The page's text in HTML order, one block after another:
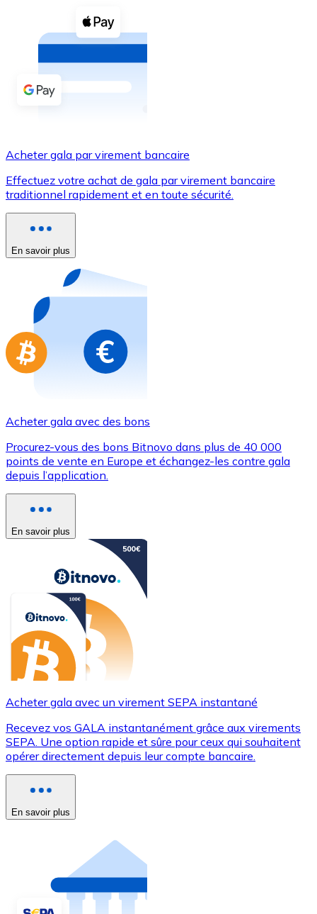
Coupons crypto
Achetez des cryptomonnaies en espèces et d'autres
Acheter avec espèces
Virement SEPA
Utilisez les cartes Visa et Mastercard pour acheter
Acheter avec carte
Nouveau
Achetez des cartes-cadeaux de vos marques
Aller à la boutique de cartes-cadeaux
Acheter gala par virement bancaire
Effectuez votre achat de gala par virement bancaire
traditionnel rapidement et en toute sécurité.
En savoir plus
Acheter gala avec des bons
Procurez-vous des bons Bitnovo dans plus de 40 000
points de vente en Europe et échangez-les contre gala
depuis l’application.
En savoir plus
Acheter gala avec un virement SEPA instantané
Recevez vos GALA instantanément grâce aux virements
SEPA. Une option rapide et sûre pour ceux qui souhaitent
opérer directement depuis leur compte bancaire.
En savoir plus